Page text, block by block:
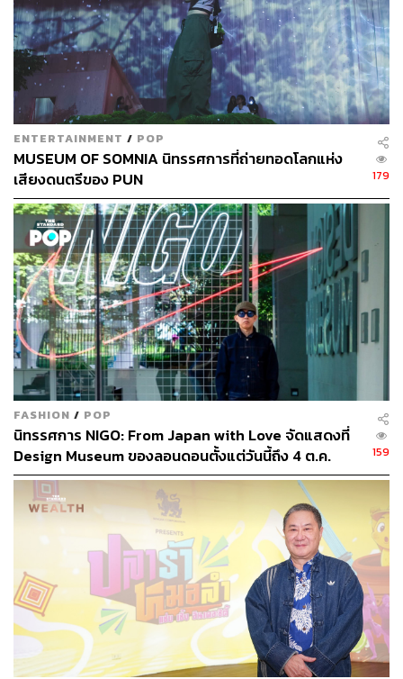
ENTERTAINMENT / POP
MUSEUM OF SOMNIA นิทรรศการที่ถ่ายทอดโลกแห่ง
เสียงดนตรีของ PUN
179
FASHION / POP
นิทรรศการ NIGO: From Japan with Love จัดแสดงที่
Design Museum ของลอนดอนตั้งแต่วันนี้ถึง 4 ต.ค.
159